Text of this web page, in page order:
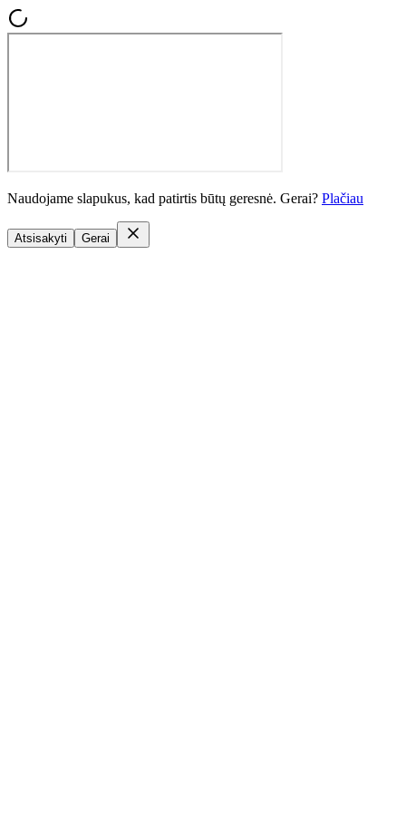
Naudojame slapukus, kad patirtis būtų geresnė. Gerai? Plačiau
Atsisakyti Gerai